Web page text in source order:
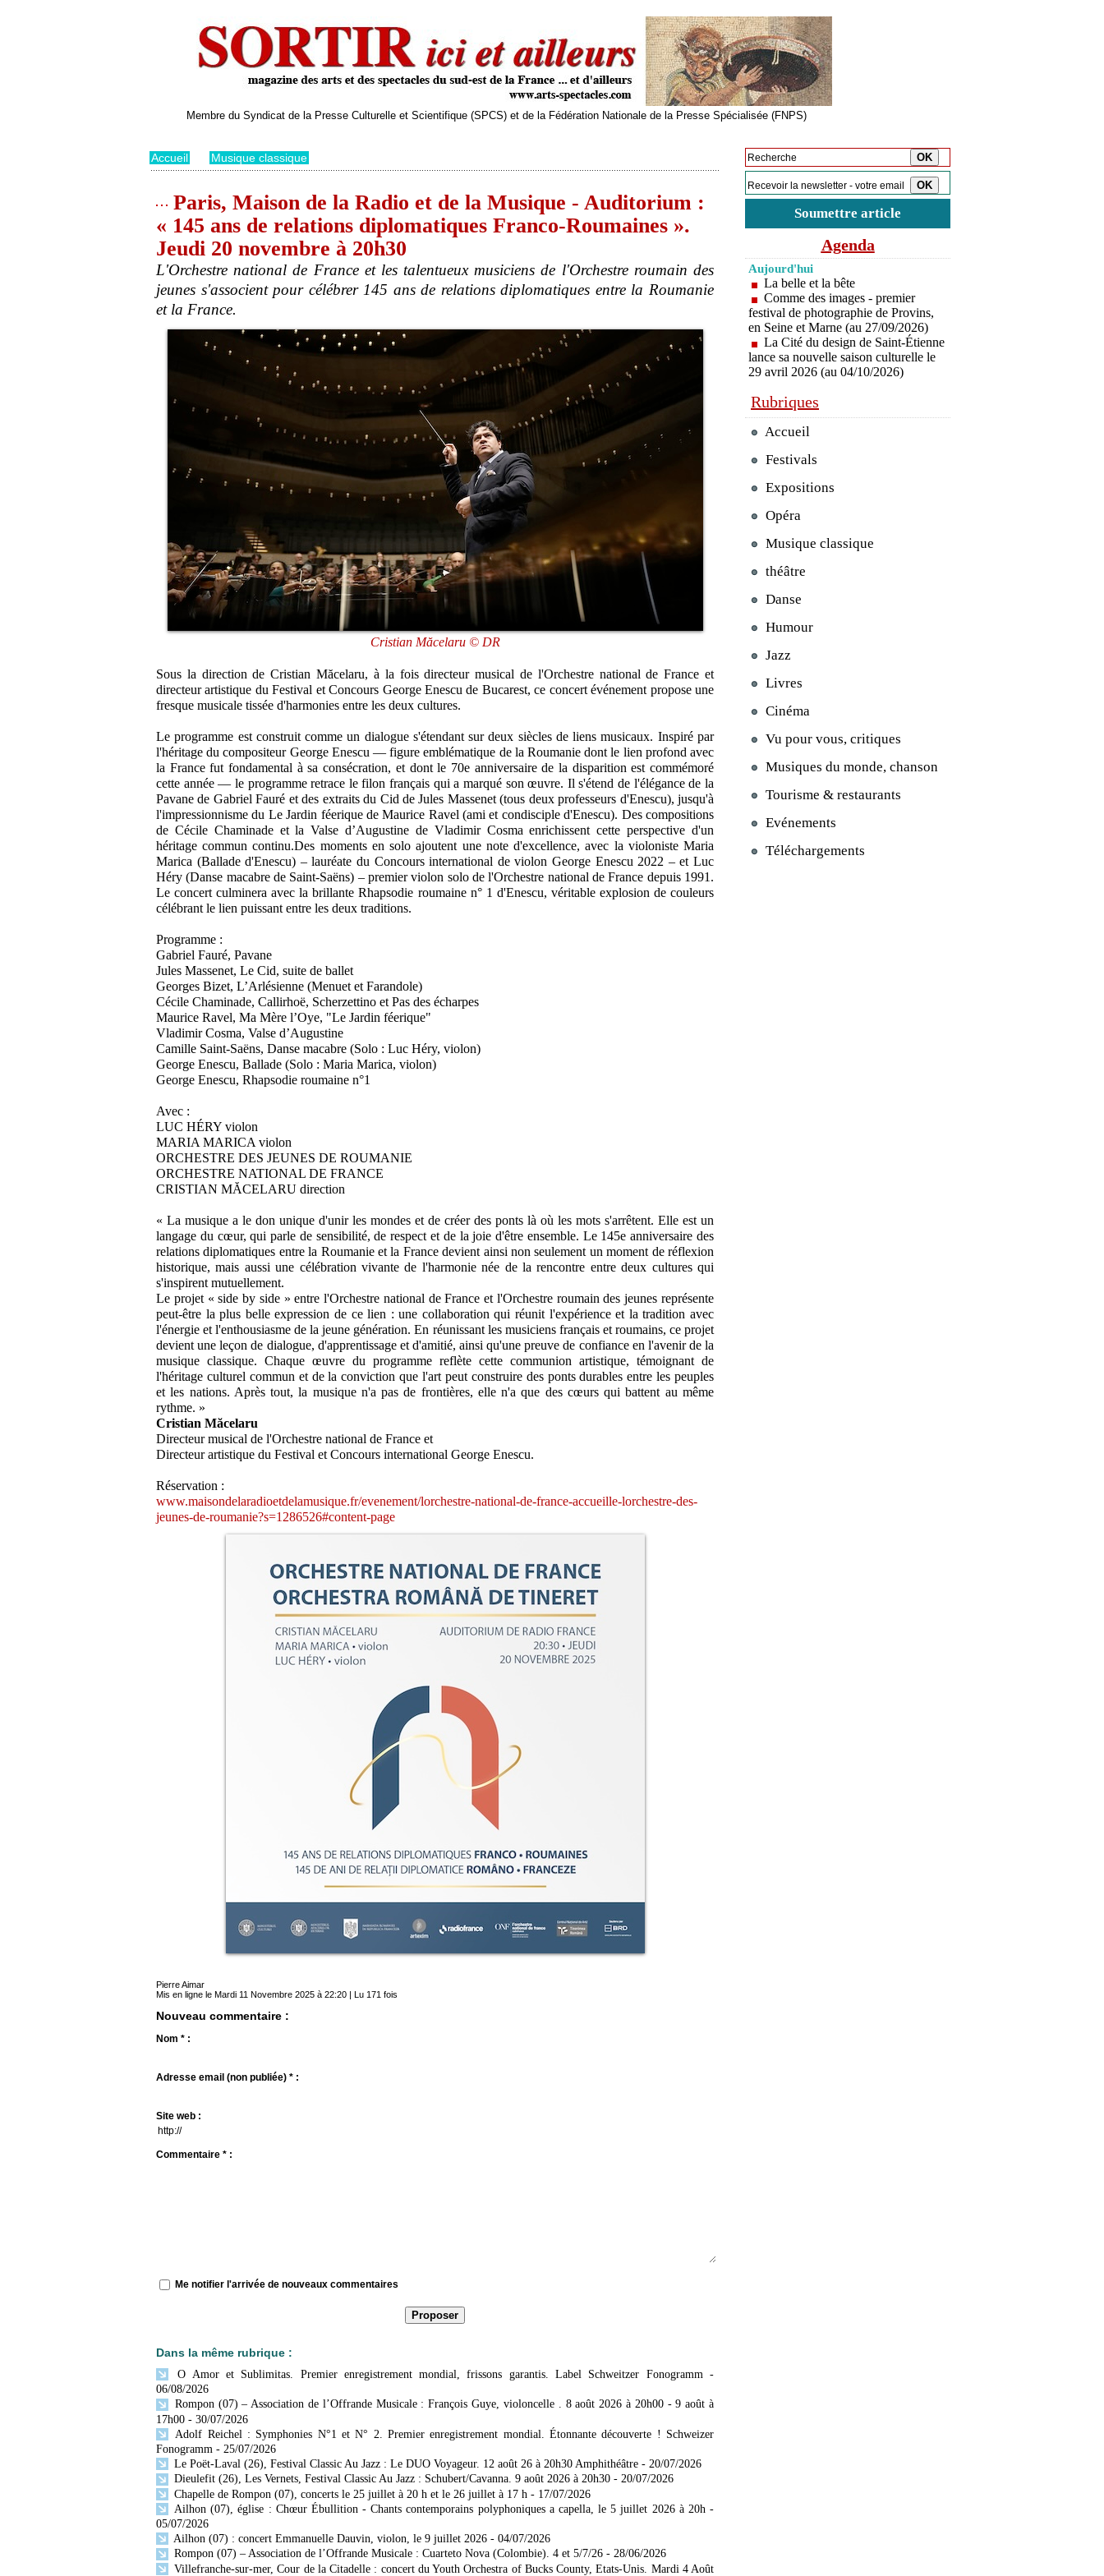
Membre du Syndicat de la Presse Culturelle et Scientifique (SPCS) et de la Fédération Nationale de la Presse Spécialisée (FNPS)
Accueil Musique classique
Paris, Maison de la Radio et de la Musique - Auditorium :
« 145 ans de relations diplomatiques Franco-Roumaines ».
Jeudi 20 novembre à 20h30
L'Orchestre national de France et les talentueux musiciens de l'Orchestre roumain des
jeunes s'associent pour célébrer 145 ans de relations diplomatiques entre la Roumanie
et la France.
Cristian Măcelaru © DR
Sous la direction de Cristian Măcelaru, à la fois directeur musical de l'Orchestre national de France et
directeur artistique du Festival et Concours George Enescu de Bucarest, ce concert événement propose une
fresque musicale tissée d'harmonies entre les deux cultures.
Le programme est construit comme un dialogue s'étendant sur deux siècles de liens musicaux. Inspiré par
l'héritage du compositeur George Enescu — figure emblématique de la Roumanie dont le lien profond avec
la France fut fondamental à sa consécration, et dont le 70e anniversaire de la disparition est commémoré
cette année — le programme retrace le filon français qui a marqué son œuvre. Il s'étend de l'élégance de la
Pavane de Gabriel Fauré et des extraits du Cid de Jules Massenet (tous deux professeurs d'Enescu), jusqu'à
l'impressionnisme du Le Jardin féerique de Maurice Ravel (ami et condisciple d'Enescu). Des compositions
de Cécile Chaminade et la Valse d’Augustine de Vladimir Cosma enrichissent cette perspective d'un
héritage commun continu.Des moments en solo ajoutent une note d'excellence, avec la violoniste Maria
Marica (Ballade d'Enescu) – lauréate du Concours international de violon George Enescu 2022 – et Luc
Héry (Danse macabre de Saint-Saëns) – premier violon solo de l'Orchestre national de France depuis 1991.
Le concert culminera avec la brillante Rhapsodie roumaine n° 1 d'Enescu, véritable explosion de couleurs
célébrant le lien puissant entre les deux traditions.
Programme :
Gabriel Fauré, Pavane
Jules Massenet, Le Cid, suite de ballet
Georges Bizet, L’Arlésienne (Menuet et Farandole)
Cécile Chaminade, Callirhoë, Scherzettino et Pas des écharpes
Maurice Ravel, Ma Mère l’Oye, "Le Jardin féerique"
Vladimir Cosma, Valse d’Augustine
Camille Saint-Saëns, Danse macabre (Solo : Luc Héry, violon)
George Enescu, Ballade (Solo : Maria Marica, violon)
George Enescu, Rhapsodie roumaine n°1
Avec :
LUC HÉRY violon
MARIA MARICA violon
ORCHESTRE DES JEUNES DE ROUMANIE
ORCHESTRE NATIONAL DE FRANCE
CRISTIAN MĂCELARU direction
« La musique a le don unique d'unir les mondes et de créer des ponts là où les mots s'arrêtent. Elle est un
langage du cœur, qui parle de sensibilité, de respect et de la joie d'être ensemble. Le 145e anniversaire des
relations diplomatiques entre la Roumanie et la France devient ainsi non seulement un moment de réflexion
historique, mais aussi une célébration vivante de l'harmonie née de la rencontre entre deux cultures qui
s'inspirent mutuellement.
Le projet « side by side » entre l'Orchestre national de France et l'Orchestre roumain des jeunes représente
peut-être la plus belle expression de ce lien : une collaboration qui réunit l'expérience et la tradition avec
l'énergie et l'enthousiasme de la jeune génération. En réunissant les musiciens français et roumains, ce projet
devient une leçon de dialogue, d'apprentissage et d'amitié, ainsi qu'une preuve de confiance en l'avenir de la
musique classique. Chaque œuvre du programme reflète cette communion artistique, témoignant de
l'héritage culturel commun et de la conviction que l'art peut construire des ponts durables entre les peuples
et les nations. Après tout, la musique n'a pas de frontières, elle n'a que des cœurs qui battent au même
rythme. »
Cristian Măcelaru
Directeur musical de l'Orchestre national de France et
Directeur artistique du Festival et Concours international George Enescu.
Réservation :
www.maisondelaradioetdelamusique.fr/evenement/lorchestre-national-de-france-accueille-lorchestre-des-
jeunes-de-roumanie?s=1286526#content-page
Pierre Aimar
Mis en ligne le Mardi 11 Novembre 2025 à 22:20 | Lu 171 fois
Nouveau commentaire :
Nom * :
Adresse email (non publiée) * :
Site web :
Commentaire * :
Me notifier l'arrivée de nouveaux commentaires
Dans la même rubrique :
O Amor et Sublimitas. Premier enregistrement mondial, frissons garantis. Label Schweitzer Fonogramm -
06/08/2026
Rompon (07) – Association de l’Offrande Musicale : François Guye, violoncelle . 8 août 2026 à 20h00 - 9 août à
17h00 - 30/07/2026
Adolf Reichel : Symphonies N°1 et N° 2. Premier enregistrement mondial. Étonnante découverte ! Schweizer
Fonogramm - 25/07/2026
Le Poët-Laval (26), Festival Classic Au Jazz : Le DUO Voyageur. 12 août 26 à 20h30 Amphithéâtre - 20/07/2026
Dieulefit (26), Les Vernets, Festival Classic Au Jazz : Schubert/Cavanna. 9 août 2026 à 20h30 - 20/07/2026
Chapelle de Rompon (07), concerts le 25 juillet à 20 h et le 26 juillet à 17 h - 17/07/2026
Ailhon (07), église : Chœur Ébullition - Chants contemporains polyphoniques a capella, le 5 juillet 2026 à 20h -
05/07/2026
Ailhon (07) : concert Emmanuelle Dauvin, violon, le 9 juillet 2026 - 04/07/2026
Rompon (07) – Association de l’Offrande Musicale : Cuarteto Nova (Colombie). 4 et 5/7/26 - 28/06/2026
Villefranche-sur-mer, Cour de la Citadelle : concert du Youth Orchestra of Bucks County, Etats-Unis. Mardi 4 Août
Soumettre article
Agenda
Aujourd'hui
La belle et la bête
Comme des images - premier
festival de photographie de Provins,
en Seine et Marne (au 27/09/2026)
La Cité du design de Saint-Étienne
lance sa nouvelle saison culturelle le
29 avril 2026 (au 04/10/2026)
Rubriques
Accueil
Festivals
Expositions
Opéra
Musique classique
théâtre
Danse
Humour
Jazz
Livres
Cinéma
Vu pour vous, critiques
Musiques du monde, chanson
Tourisme & restaurants
Evénements
Téléchargements